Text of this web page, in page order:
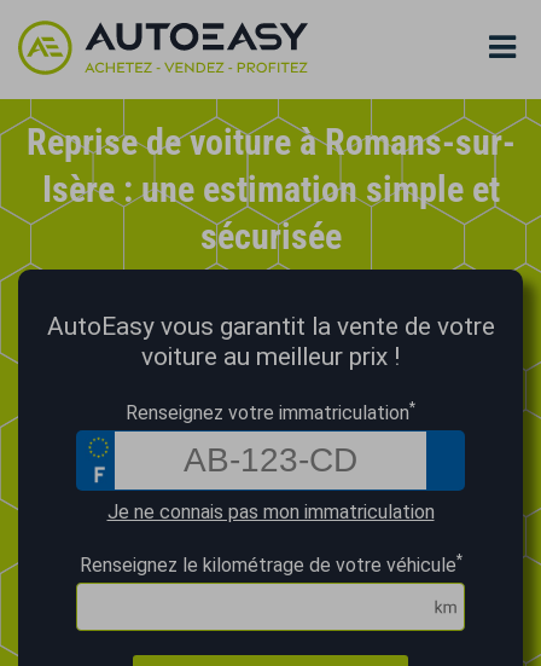
Reprise de voiture à Romans-sur-
Isère : une estimation simple et
sécurisée
AutoEasy vous garantit la vente de votre
voiture au meilleur prix !
Renseignez votre immatriculation*
Je ne connais pas mon immatriculation
Renseignez le kilométrage de votre véhicule*